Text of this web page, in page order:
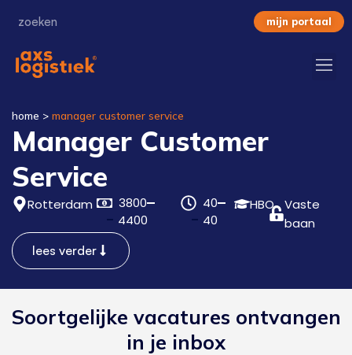
mijn portaal
home > manager customer service
Manager Customer
Service
Rotterdam
3800
4400
40
40
HBO Vaste
baan
lees verder
Soortgelijke vacatures ontvangen
in je inbox